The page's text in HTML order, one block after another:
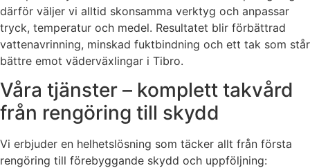
därför väljer vi alltid skonsamma verktyg och anpassar
tryck, temperatur och medel. Resultatet blir förbättrad
vattenavrinning, minskad fuktbindning och ett tak som står
bättre emot väderväxlingar i Tibro.
Våra tjänster – komplett takvård
från rengöring till skydd
Vi erbjuder en helhetslösning som täcker allt från första
rengöring till förebyggande skydd och uppföljning: